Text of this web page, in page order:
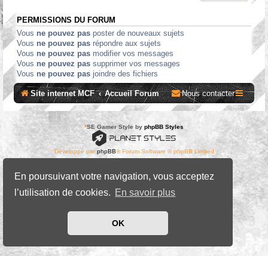
En poursuivant votre navigation, vous acceptez
l’utilisation de cookies. En savoir plus
OK
PERMISSIONS DU FORUM
Vous ne pouvez pas poster de nouveaux sujets
Vous ne pouvez pas répondre aux sujets
Vous ne pouvez pas modifier vos messages
Vous ne pouvez pas supprimer vos messages
Vous ne pouvez pas joindre des fichiers
Site internet MCF Accueil Forum Nous contacter
*SE Gamer Style by phpBB Styles
Développé parphpBB® Forum Software © phpBB Limited
Confidentialité|